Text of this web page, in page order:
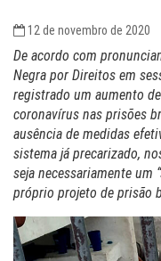
12 de novembro de 2020
De acordo com
Negra por Direitos em
registrado um aumento
coronavírus nas prisões
ausência de medidas
sistema já precarizado,
seja necessariamente um
próprio projeto de prisão